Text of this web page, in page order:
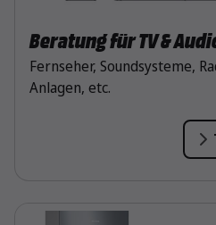
Beratung für TV &
Fernseher, Soundsysteme,
Anlagen, etc.